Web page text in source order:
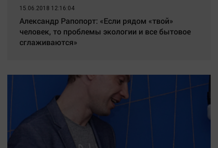
15.06.2018 12:16:04
Александр Рапопорт: «Если рядом «твой»
человек, то проблемы экологии и все бытовое
сглаживаются»